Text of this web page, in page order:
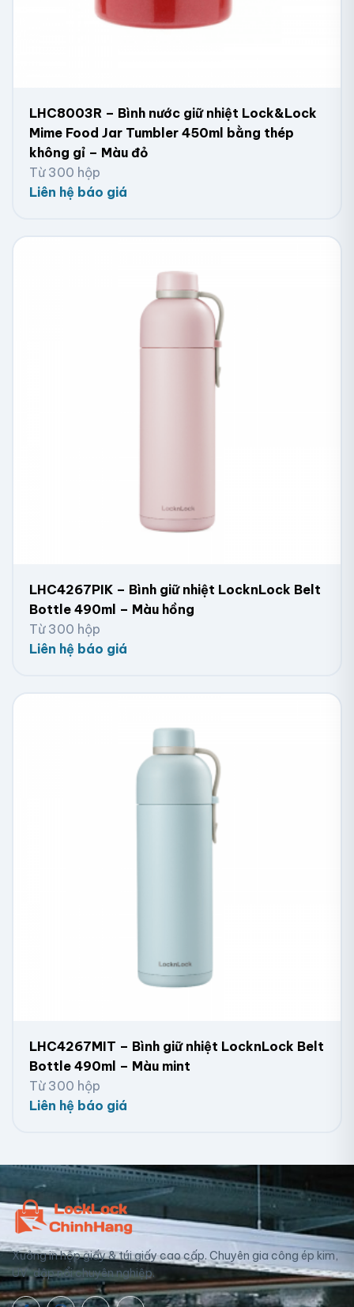
LHC8003R – Bình nước giữ nhiệt Lock&Lock
Mime Food Jar Tumbler 450ml bằng thép
không gỉ – Màu đỏ
Từ 300 hộp
Liên hệ báo giá
LHC4267PIK – Bình giữ nhiệt LocknLock Belt
Bottle 490ml – Màu hồng
Từ 300 hộp
Liên hệ báo giá
LHC4267MIT – Bình giữ nhiệt LocknLock Belt
Bottle 490ml – Màu mint
Từ 300 hộp
Liên hệ báo giá
Xưởng in hộp giấy & túi giấy cao cấp. Chuyên gia công ép kim,
UV, dập nổi chuyên nghiệp.